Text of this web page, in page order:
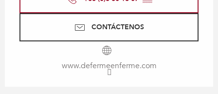
CONTÁCTENOS
www.defermeenferme.com